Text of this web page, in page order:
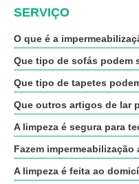
SERVIÇO
O que é a
Que tipo de sofás podem
Que tipo de tapetes
Que outros artigos de lar
A limpeza é segura para
Fazem impermeabilização
A limpeza é feita ao